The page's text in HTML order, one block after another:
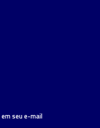
seu e-mail